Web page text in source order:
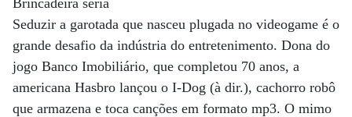
Brincadeira séria
Seduzir a garotada que nasceu plugada no videogame é o
grande desafio da indústria do entretenimento. Dona do
jogo Banco Imobiliário, que completou 70 anos, a
americana Hasbro lançou o I-Dog (à dir.), cachorro robô
que armazena e toca canções em formato mp3. O mimo